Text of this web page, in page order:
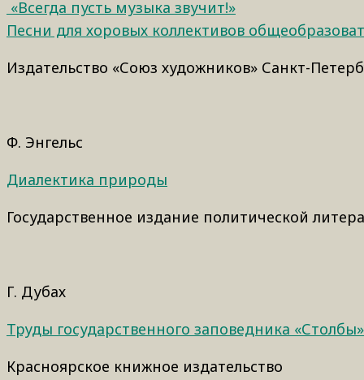
«Всегда пусть музыка звучит!»
Песни для хоровых коллективов
Издательство «Союз художников» Санкт-
Ф. Энгельс
Диалектика природы
Государственное издание политической
Г. Дубах
Труды государственного заповедника
Красноярское книжное издательство